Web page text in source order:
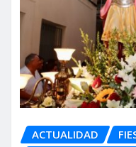
ACTUALIDAD